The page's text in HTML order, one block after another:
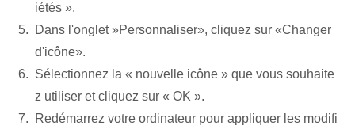
iétés ».
Dans l'onglet ⁤»Personnaliser», cliquez sur «Changer
d'icône».
Sélectionnez la « nouvelle icône » que vous souhaite
z utiliser et cliquez sur « OK ».
Redémarrez votre ordinateur pour appliquer les modifi